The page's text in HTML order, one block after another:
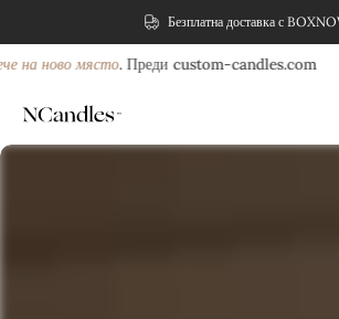
Безплатна доставка с
на ново място. Преди custom-candles.com